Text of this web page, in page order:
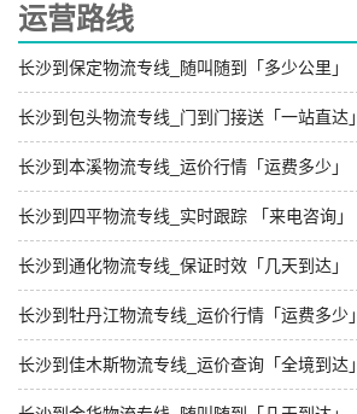
运营路线
长沙到保定物流专线_随叫随到「多少公里」
长沙到包头物流专线_门到门接送「一站直达」
长沙到本溪物流专线_运价行情「运费多少」
长沙到四平物流专线_实时跟踪 「来电咨询」
长沙到通化物流专线_保证时效「几天到达」
长沙到牡丹江物流专线_运价行情「运费多少」
长沙到佳木斯物流专线_运价查询「全境到达」